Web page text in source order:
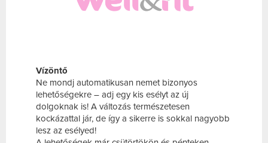
Vízöntő
Ne mondj automatikusan nemet bizonyos
lehetőségekre – adj egy kis esélyt az új
dolgoknak is! A változás természetesen
kockázattal jár, de így a sikerre is sokkal nagyobb
lesz az esélyed!